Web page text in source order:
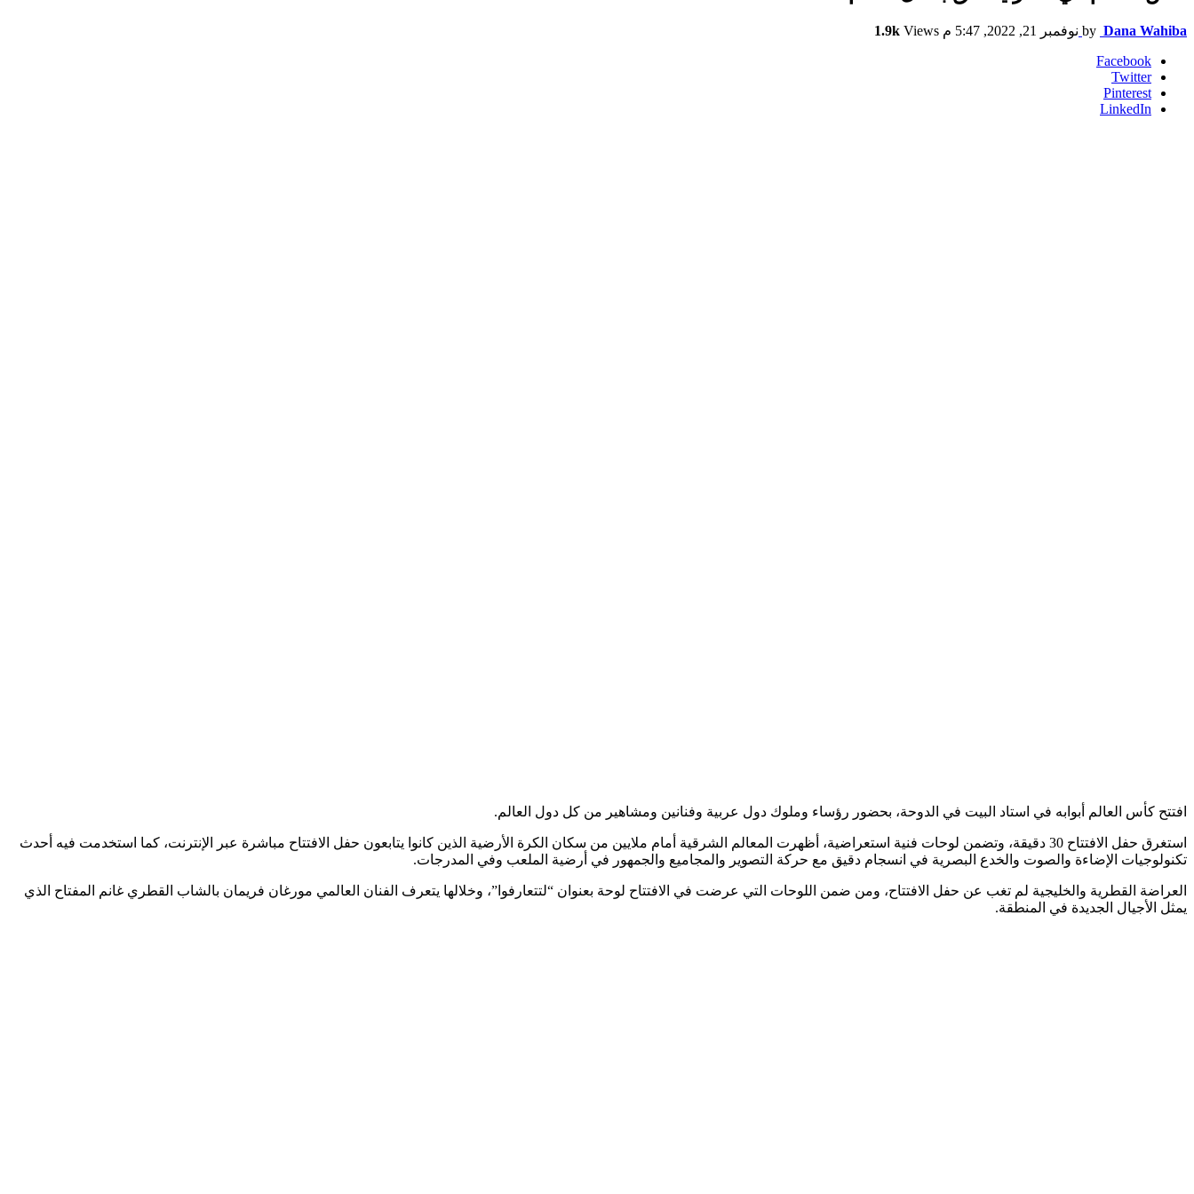
by Dana Wahiba نوفمبر 21, 2022, 5:47 م 1.9k Views
Facebook
Twitter
Pinterest
LinkedIn
افتتح كأس العالم أبوابه ‬⁩في استاد البيت في الدوحة، بحضور رؤساء وملوك دول عربية وفنانين ومشاهير من كل دول العالم.
استغرق حفل الافتتاح 30 دقيقة، وتضمن لوحات فنية استعراضية، أظهرت المعالم الشرقية أمام ملايين من سكان الكرة الأرضية الذين كانوا يتابعون حفل الافتتاح مباشرة عبر الإنترنت، كما استخدمت فيه أحدث
تكنولوجيات الإضاءة والصوت والخدع البصرية في انسجام دقيق مع حركة التصوير والمجاميع والجمهور في أرضية الملعب وفي المدرجات.
العراضة القطرية والخليجية لم تغب عن حفل الافتتاح، ومن ضمن اللوحات التي عرضت في الافتتاح لوحة بعنوان “لتتعارفوا”، وخلالها يتعرف الفنان العالمي مورغان فريمان بالشاب القطري غانم المفتاح الذي
يمثل الأجيال الجديدة في المنطقة.